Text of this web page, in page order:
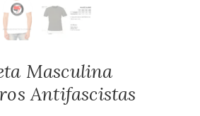
Masculina
Antifascistas